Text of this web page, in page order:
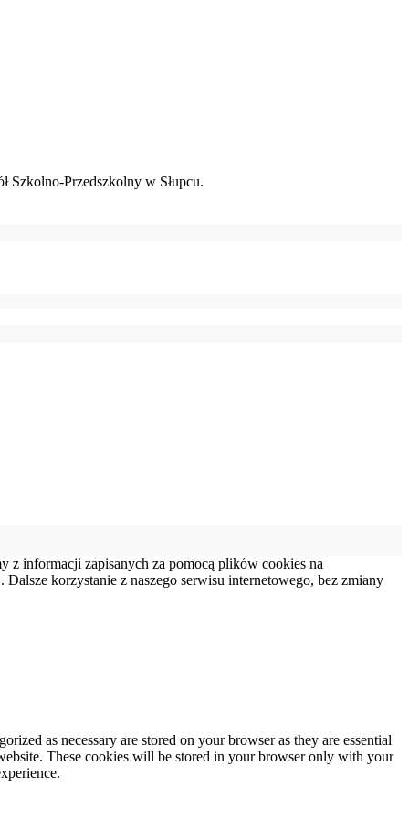
Szkolno-Przedszkolny w Słupcu.
z informacji zapisanych za pomocą plików cookies na
korzystanie z naszego serwisu internetowego, bez zmiany
as necessary are stored on your browser as they are essential
These cookies will be stored in your browser only with your